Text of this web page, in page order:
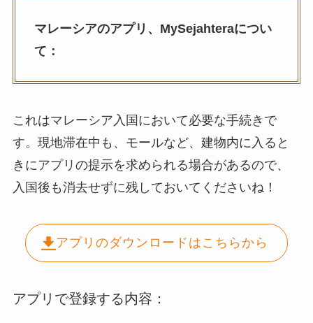
マレーシアのアプリ、MySejahteraについ
て：
これはマレーシア入国において必要な手続きで
す。現地滞在中も、モールなど、建物内に入ると
きにアプリの提示を求められる場合があるので、
入国後も消去せずに残しておいてくださいね！
アプリのダウンロードはこちらから
アプリで登録する内容：